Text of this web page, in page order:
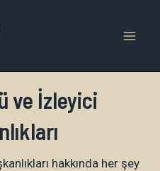
ve İzleyici
hakkında her şey